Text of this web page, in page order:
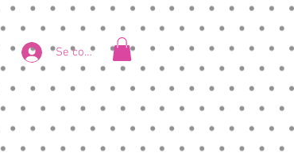
Se connecter